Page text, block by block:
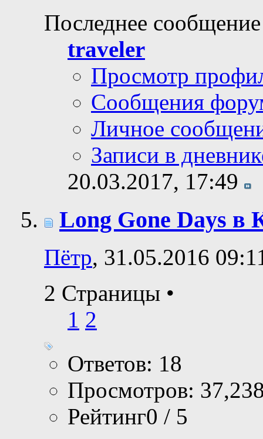
Последнее
traveler
Просмотр
Сообщения
Личное
Записи в
20.03.2017, 17:49
Long Gone Days в
Пётр, 31.05.2016
2 Страницы •
1 2
Ответов: 18
Просмотров:
Рейтинг0 / 5